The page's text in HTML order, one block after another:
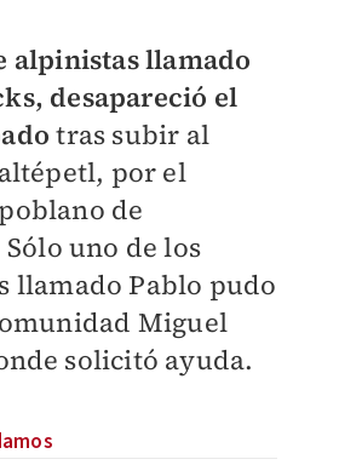
alpinistas llamado
desapareció el
tras subir al
por el
de
uno de los
llamado Pablo pudo
Miguel
solicitó ayuda.